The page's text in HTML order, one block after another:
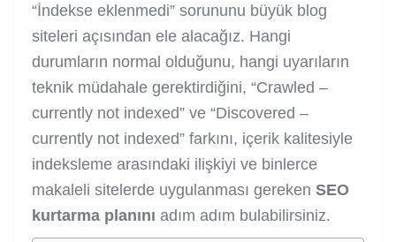
“İndekse eklenmedi” sorununu büyük blog
siteleri açısından ele alacağız. Hangi
durumların normal olduğunu, hangi uyarıların
teknik müdahale gerektirdiğini, “Crawled –
currently not indexed” ve “Discovered –
currently not indexed” farkını, içerik kalitesiyle
indeksleme arasındaki ilişkiyi ve binlerce
makaleli sitelerde uygulanması gereken SEO
kurtarma planını adım adım bulabilirsiniz.